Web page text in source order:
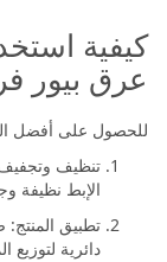
كيفية
عرق بيور
للحصول على أفضل
تنظيف
الإبط نظيفة
تطبيق
دائرية لتوزيع